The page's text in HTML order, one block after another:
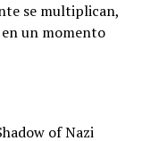
se multiplican,
un momento
of Nazi